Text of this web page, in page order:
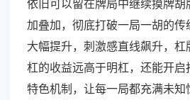
依旧可以留在牌局中继续摸牌胡
加叠加，彻底打破一局一胡的传
大幅提升，刺激感直线飙升，
杠的收益远高于明杠，还能开
特色机制，让每一局都充满未知